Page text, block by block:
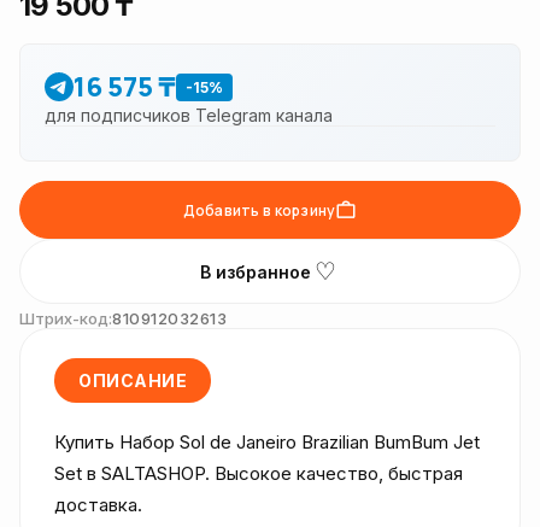
16 575 ₸ -15%
для подписчиков Telegram канала
Добавить в корзину
В избранное ♡
Штрих-код:810912032613
ОПИСАНИЕ
Купить Набор Sol de Janeiro Brazilian BumBum Jet
Set в SALTASHOP. Высокое качество, быстрая
доставка.